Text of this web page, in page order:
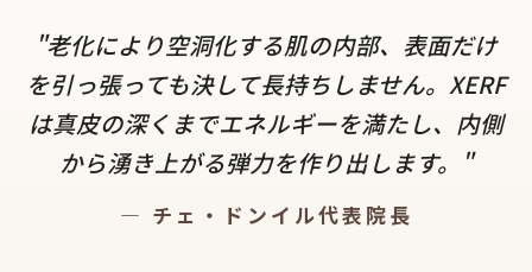
"老化により空洞化する肌の内部、表面だけ
を引っ張っても決して長持ちしません。XERF
は真皮の深くまでエネルギーを満たし、内側
から湧き上がる弾力を作り出します。"
— チェ・ドンイル代表院長